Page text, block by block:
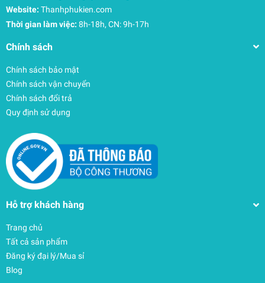
Website: Thanhphukien.com
Thời gian làm việc: 8h-18h, CN: 9h-17h
Chính sách
Chính sách bảo mật
Chính sách vận chuyển
Chính sách đổi trả
Quy định sử dụng
Hỗ trợ khách hàng
Trang chủ
Tất cả sản phẩm
Đăng ký đại lý/Mua sỉ
Blog